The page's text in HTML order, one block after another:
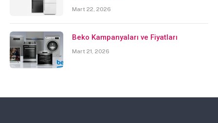
Mart 22, 2026
Beko Kampanyaları ve Fiyatları
Mart 21, 2026